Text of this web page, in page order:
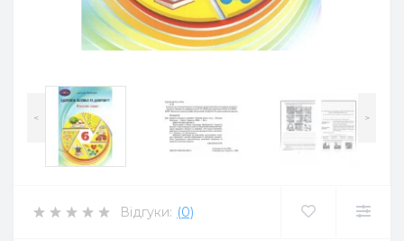
< >
Відгуки: (0)